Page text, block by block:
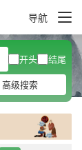
导航
开头
结尾
高级搜索